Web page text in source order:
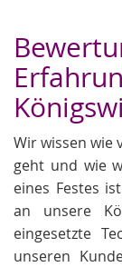
Wir wissen wie
geht und wie
eines Festes
an unsere
eingesetzte
unseren